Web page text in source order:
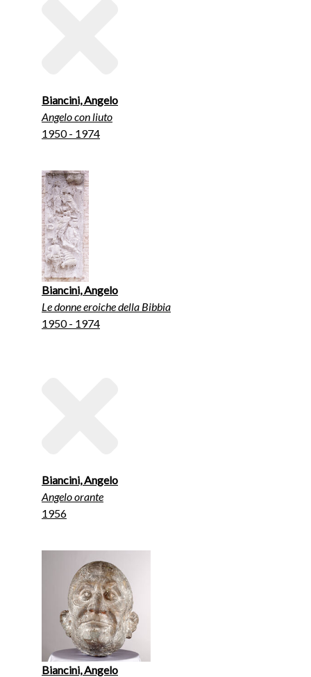
Biancini, Angelo
Angelo con liuto
1950 - 1974
Biancini, Angelo
Le donne eroiche della Bibbia
1950 - 1974
Biancini, Angelo
Angelo orante
1956
Biancini, Angelo